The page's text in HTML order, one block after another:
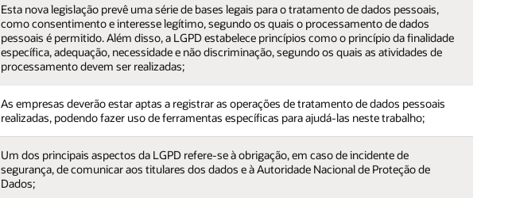
Esta nova legislação prevê uma série de bases legais para o tratamento de dados pessoais,
como consentimento e interesse legítimo, segundo os quais o processamento de dados
pessoais é permitido. Além disso, a LGPD estabelece princípios como o princípio da finalidade
específica, adequação, necessidade e não discriminação, segundo os quais as atividades de
processamento devem ser realizadas;
As empresas deverão estar aptas a registrar as operações de tratamento de dados pessoais
realizadas, podendo fazer uso de ferramentas específicas para ajudá-las neste trabalho;
Um dos principais aspectos da LGPD refere-se à obrigação, em caso de incidente de
segurança, de comunicar aos titulares dos dados e à Autoridade Nacional de Proteção de
Dados;